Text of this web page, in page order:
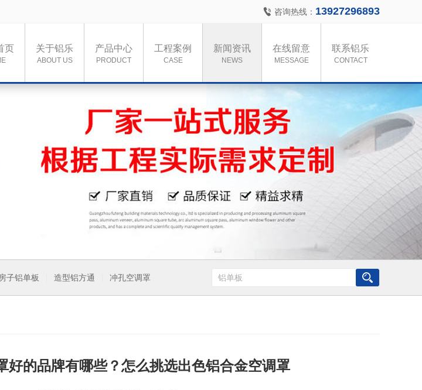
咨询热线： 13927296893
页 关于铝乐
ABOUT US
产品中心
PRODUCT
工程案例
CASE
新闻资讯
NEWS
在线留意
MESSAGE
联系铝乐
CONTACT
子铝单板 造型铝方通 冲孔空调罩
好的品牌有哪些？怎么挑选出色铝合金空调罩